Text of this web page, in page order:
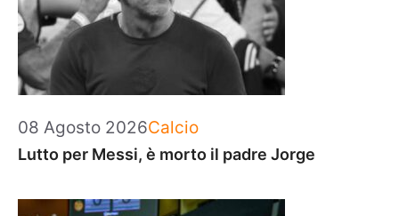
08 Agosto 2026Categorie
Calcio
Lutto per Messi, è morto il padre Jorge